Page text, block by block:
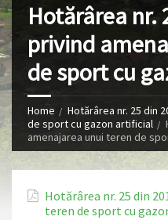
Hotărârea nr.
privind
de sport cu
Home
Hotărârea nr. 25 din
de sport cu gazon artificial
amenajarea unui teren de
Hotărârea nr. 25 din
teren de sport cu